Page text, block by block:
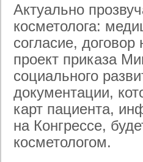
Актуально
косметолога:
согласие,
проект приказа
социального
документации,
карт пациента,
на Конгрессе,
косметологом.